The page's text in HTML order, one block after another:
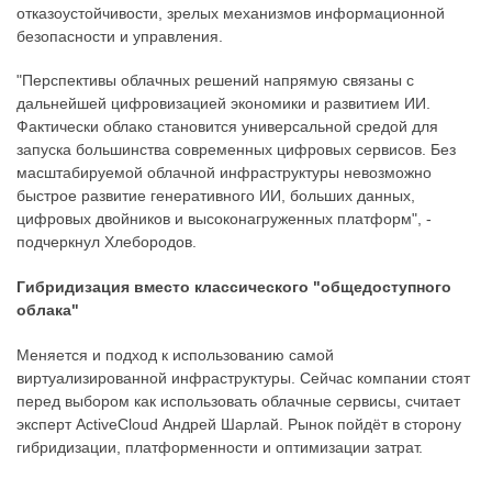
отказоустойчивости, зрелых механизмов информационной
безопасности и управления.
"Перспективы облачных решений напрямую связаны с
дальнейшей цифровизацией экономики и развитием ИИ.
Фактически облако становится универсальной средой для
запуска большинства современных цифровых сервисов. Без
масштабируемой облачной инфраструктуры невозможно
быстрое развитие генеративного ИИ, больших данных,
цифровых двойников и высоконагруженных платформ", -
подчеркнул Хлебородов.
Гибридизация вместо классического "общедоступного
облака"
Меняется и подход к использованию самой
виртуализированной инфраструктуры. Сейчас компании стоят
перед выбором как использовать облачные сервисы, считает
эксперт ActiveCloud Андрей Шарлай. Рынок пойдёт в сторону
гибридизации, платформенности и оптимизации затрат.